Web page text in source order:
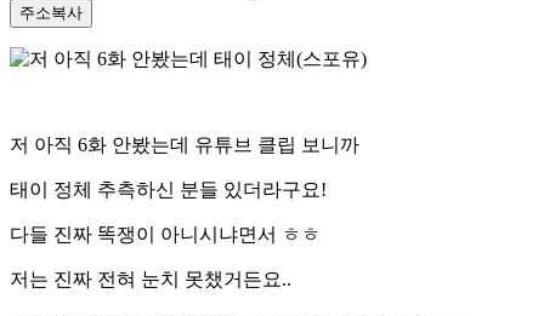
주소복사
저 아직 6화 안봤는데 유튜브 클립 보니까
태이 정체 추측하신 분들 있더라구요!
다들 진짜 똑쟁이 아니시냐면서 ㅎㅎ
저는 진짜 전혀 눈치 못챘거든요..